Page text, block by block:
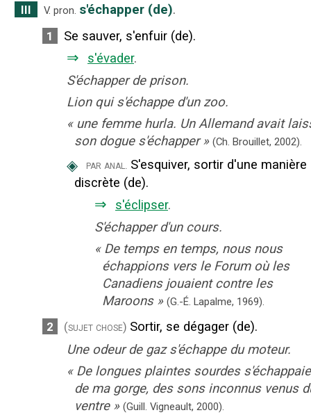
III V. pron. s'échapper (de).
1 Se sauver, s'enfuir (de).
⇒ s'évader.
S'échapper de prison.
Lion qui s'échappe d'un zoo.
« une femme hurla. Un Allemand avait
son dogue s'échapper » (Ch. Brouillet, 2002).
◈ par anal.
S'esquiver, sortir d'une manière
discrète (de).
⇒ s'éclipser.
S'échapper d'un cours.
« De temps en temps, nous nous
échappions vers le Forum où les
Canadiens jouaient contre les
Maroons » (G.-É. Lapalme, 1969).
2 (sujet chose) Sortir, se dégager (de).
Une odeur de gaz s'échappe du moteur.
« De longues plaintes sourdes
de ma gorge, des sons inconnus venus
ventre » (Guill. Vigneault, 2000).